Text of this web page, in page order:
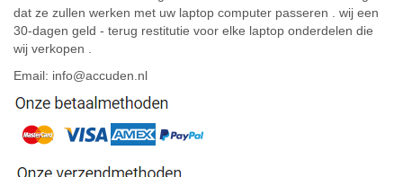
dat ze zullen werken met uw laptop computer passeren . wij een
30-dagen geld - terug restitutie voor elke laptop onderdelen die
wij verkopen .
Email: info@accuden.nl